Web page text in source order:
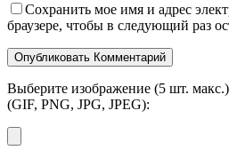
Сохранить мое имя и адрес
браузере, чтобы в следующий раз
Выберите изображение (5 шт.
(GIF, PNG, JPG, JPEG):